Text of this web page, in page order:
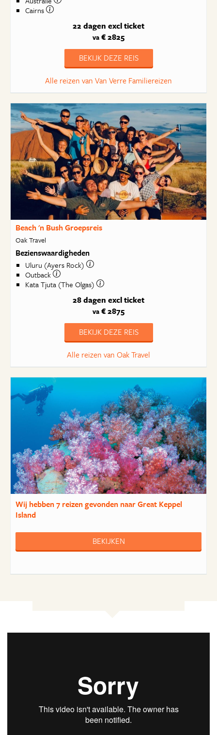
Cairns
22 dagen excl ticket
va € 2825
BEKIJK DEZE REIS
Alle reizen van Van Verre Familiereizen
Beach 'n Bush Groepsreis
Oak Travel
Bezienswaardigheden
Uluru (Ayers Rock)
Outback
Kata Tjuta (The Olgas)
28 dagen excl ticket
va € 2875
BEKIJK DEZE REIS
Alle reizen van Oak Travel
Wij hebben7 reizengevonden naar Great Keppel
Island
BEKIJKEN